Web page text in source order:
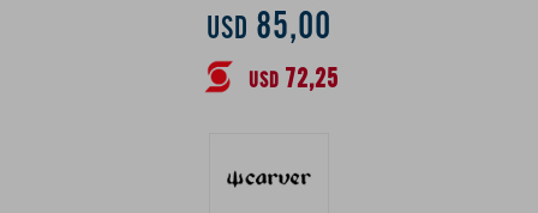
USD 85,00
USD 72,25